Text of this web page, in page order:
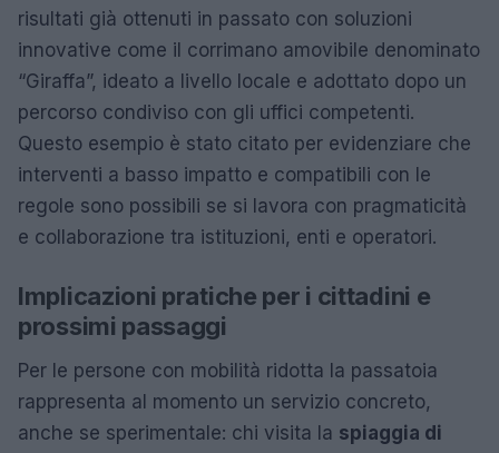
risultati già ottenuti in passato con soluzioni
innovative come il corrimano amovibile denominato
“Giraffa”, ideato a livello locale e adottato dopo un
percorso condiviso con gli uffici competenti.
Questo esempio è stato citato per evidenziare che
interventi a basso impatto e compatibili con le
regole sono possibili se si lavora con pragmaticità
e collaborazione tra istituzioni, enti e operatori.
Implicazioni pratiche per i cittadini e
prossimi passaggi
Per le persone con mobilità ridotta la passatoia
rappresenta al momento un servizio concreto,
anche se sperimentale: chi visita la spiaggia di